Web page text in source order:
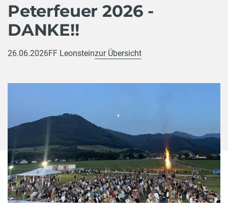
Peterfeuer 2026 -
DANKE!!
26.06.2026FF Leonsteinzur Übersicht